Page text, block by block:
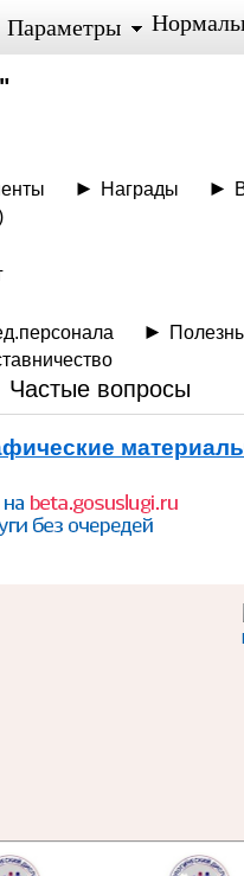
Параметры
Награды
Частые вопросы